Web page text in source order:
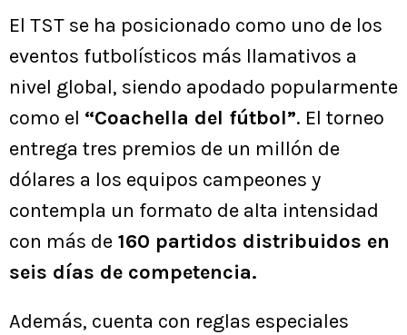
El TST se ha posicionado como uno de los
eventos futbolísticos más llamativos a
nivel global, siendo apodado popularmente
como el “Coachella del fútbol”. El torneo
entrega tres premios de un millón de
dólares a los equipos campeones y
contempla un formato de alta intensidad
con más de 160 partidos distribuidos en
seis días de competencia.
Además, cuenta con reglas especiales